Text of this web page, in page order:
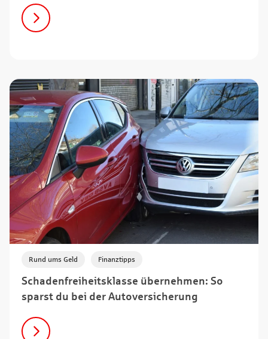
Schadenfreiheitsklasse übernehmen: So
sparst du bei der Autoversicherung
Rund ums Geld Finanztipps